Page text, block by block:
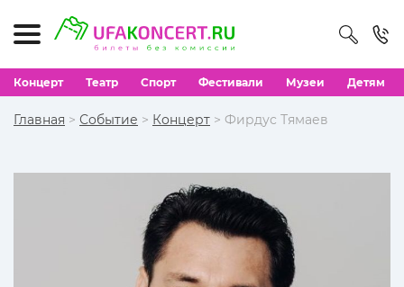
Концерт Театр Спорт Фестивали Музеи Детям
Главная > Событие > Концерт > Фирдус Тямаев